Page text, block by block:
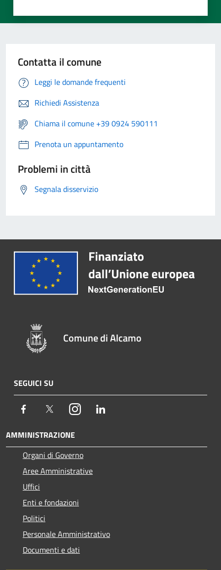
Contatta il comune
Leggi le domande frequenti
Richiedi Assistenza
Chiama il comune +39 0924 590111
Prenota un appuntamento
Problemi in città
Segnala disservizio
Comune di Alcamo
SEGUICI SU
Facebook TwitterInstagram
AMMINISTRAZIONE
Organi di Governo
Aree Amministrative
Uffici
Enti e fondazioni
Politici
Personale Amministrativo
Documenti e dati